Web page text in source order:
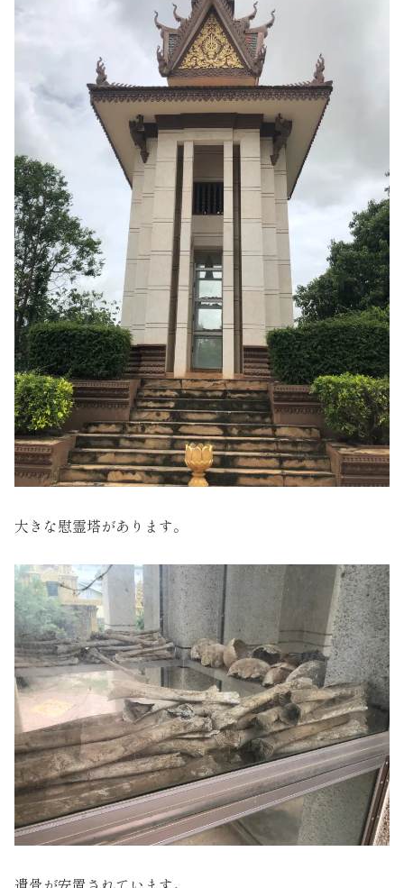
大きな慰霊塔があります。